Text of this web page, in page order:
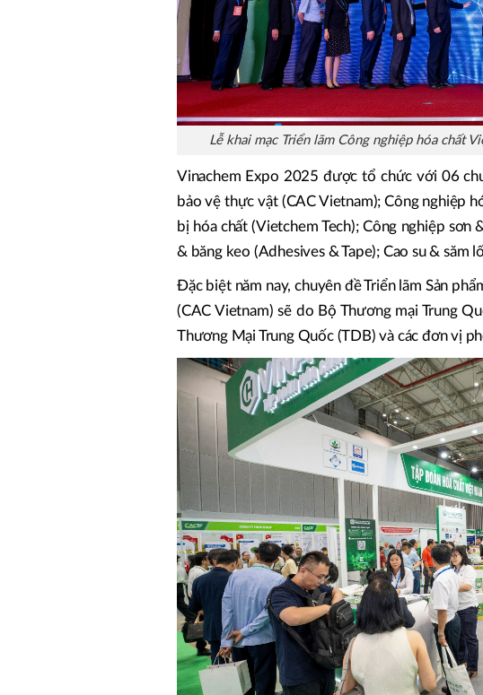
Lễ khai mạc Triển lãm Công nghiệp hóa chất
Vinachem Expo 2025 được tổ chức với 06
bảo vệ thực vật (CAC Vietnam); Công nghiệp
bị hóa chất (Vietchem Tech); Công nghiệp
& băng keo (Adhesives & Tape); Cao su & săm
Đặc biệt năm nay, chuyên đề Triển lãm Sản
(CAC Vietnam) sẽ do Bộ Thương mại Trung
Thương Mại Trung Quốc (TDB) và các đơn vị